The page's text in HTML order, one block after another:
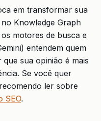
em transformar sua
Knowledge Graph
motores de busca e
entendem quem
sua opinião é mais
Se você quer
ler sobre
SEO.